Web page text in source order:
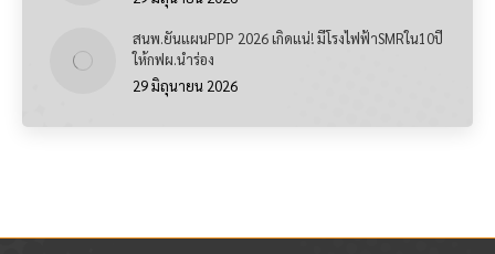
สนพ.ยันแผนPDP 2026 เกิดแน่! มีโรงไฟฟ้าSMRใน10ปี
ให้กฟผ.นำร่อง
29 มิถุนายน 2026